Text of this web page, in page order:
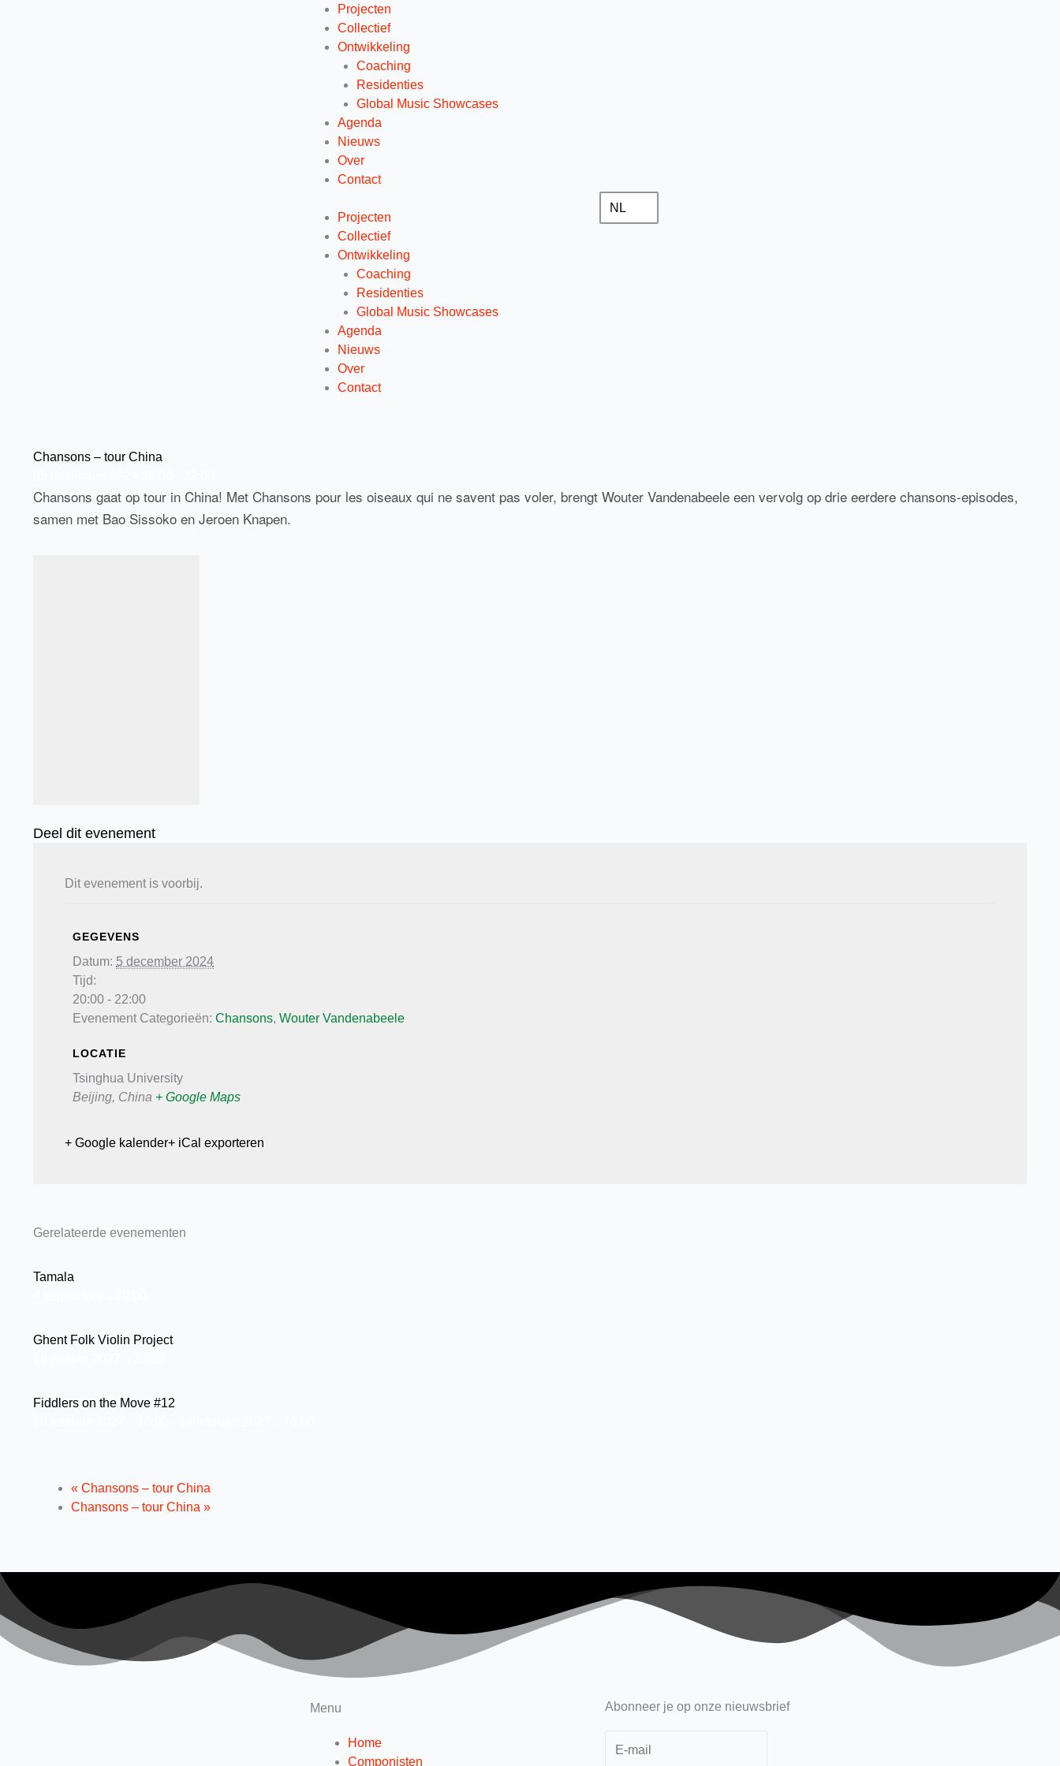
Projecten
Collectief
Ontwikkeling
Coaching
Residenties
Global Music Showcases
Agenda
Nieuws
Over
Contact
Projecten
Collectief
Ontwikkeling
Coaching
Residenties
Global Music Showcases
Agenda
Nieuws
Over
Contact
NL
Chansons – tour China
Chansons gaat op tour in China! Met Chansons pour les oiseaux qui ne savent pas voler, brengt Wouter Vandenabeele een vervolg op drie eerdere chansons-episodes,
samen met Bao Sissoko en Jeroen Knapen.
Deel dit evenement
Dit evenement is voorbij.
GEGEVENS
Datum: 5 december 2024
Tijd:
20:00 - 22:00
Evenement Categorieën: Chansons, Wouter Vandenabeele
LOCATIE
Tsinghua University
Beijing, China + Google Maps
+ Google kalender+ iCal exporteren
Gerelateerde evenementen
Tamala
Ghent Folk Violin Project
Fiddlers on the Move #12
« Chansons – tour China
Chansons – tour China »
Menu
Home
Componisten
Abonneer je op onze nieuwsbrief